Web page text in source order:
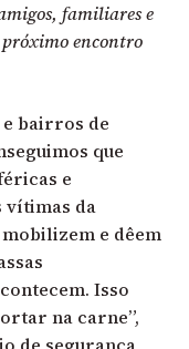
familiares e
próximo encontro
e bairros de
que
e
vítimas da
e dêem
Isso
na carne”,